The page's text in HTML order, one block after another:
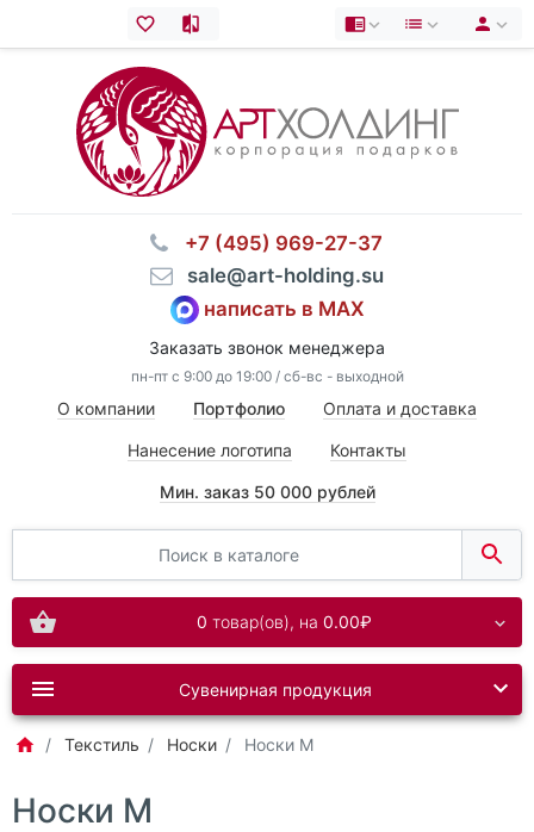
⠀+7 (495) 969-27-37
⠀sale@art-holding.su
написать в MAX
Заказать звонок менеджера
пн-пт с 9:00 до 19:00 / сб-вс - выходной
О компании Портфолио Оплата и доставка
Нанесение логотипа Контакты
Мин. заказ 50 000 рублей
0 товар(ов), на 0.00₽
Сувенирная продукция
Текстиль Носки Носки М
Носки М